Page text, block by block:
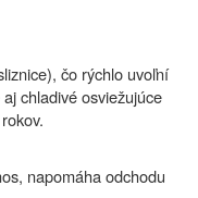
čo rýchlo uvoľní
chladivé osviežujúce
napomáha odchodu